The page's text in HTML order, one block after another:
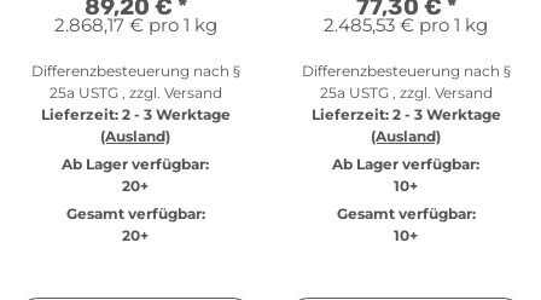
89,20 € *
2.868,17 € pro 1 kg
Differenzbesteuerung nach §
25a USTG , zzgl. Versand
Lieferzeit: 2 - 3 Werktage
(Ausland)
Ab Lager verfügbar:
20+
Gesamt verfügbar:
20+
77,30 € *
2.485,53 € pro 1 kg
Differenzbesteuerung nach §
25a USTG , zzgl. Versand
Lieferzeit: 2 - 3 Werktage
(Ausland)
Ab Lager verfügbar:
10+
Gesamt verfügbar:
10+